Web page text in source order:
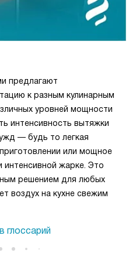
предлагают
к разным кулинарным
уровней мощности
интенсивность вытяжки
— будь то легкая
или мощное
интенсивной жарке. Это
решением для любых
воздух на кухне свежим
глоссарий